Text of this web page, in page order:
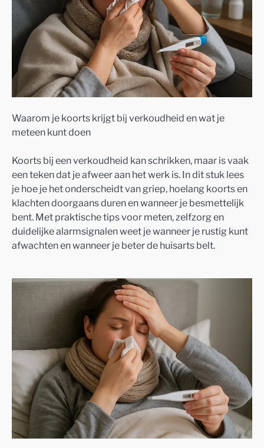
Waarom je koorts krijgt bij verkoudheid en wat je
meteen kunt doen
Koorts bij een verkoudheid kan schrikken, maar is vaak
een teken dat je afweer aan het werk is. In dit stuk lees
je hoe je het onderscheidt van griep, hoelang koorts en
klachten doorgaans duren en wanneer je besmettelijk
bent. Met praktische tips voor meten, zelfzorg en
duidelijke alarmsignalen weet je wanneer je rustig kunt
afwachten en wanneer je beter de huisarts belt.